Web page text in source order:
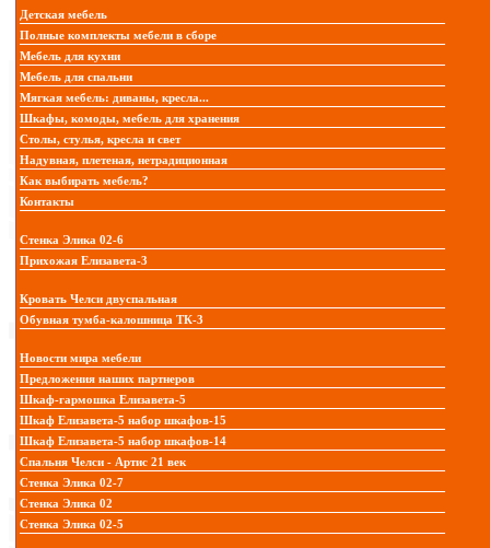
Детская мебель
Полные комплекты мебели в сборе
Мебель для кухни
Мебель для спальни
Мягкая мебель: диваны, кресла...
Шкафы, комоды, мебель для хранения
Столы, стулья, кресла и свет
Надувная, плетеная, нетрадиционная
Как выбирать мебель?
Контакты
Стенка Элика 02-6
Прихожая Елизавета-3
Кровать Челси двуспальная
Обувная тумба-калошница ТК-3
Новости мира мебели
Предложения наших партнеров
Шкаф-гармошка Елизавета-5
Шкаф Елизавета-5 набор шкафов-15
Шкаф Елизавета-5 набор шкафов-14
Спальня Челси - Артис 21 век
Стенка Элика 02-7
Стенка Элика 02
Стенка Элика 02-5